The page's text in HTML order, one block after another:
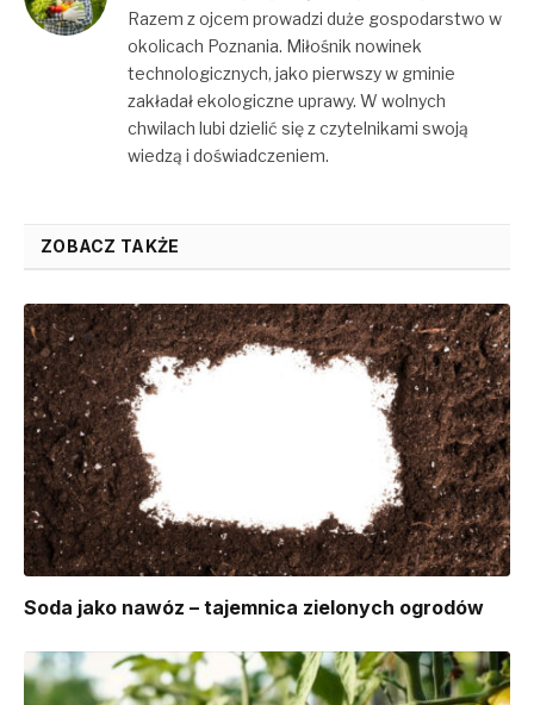
Razem z ojcem prowadzi duże gospodarstwo w
okolicach Poznania. Miłośnik nowinek
technologicznych, jako pierwszy w gminie
zakładał ekologiczne uprawy. W wolnych
chwilach lubi dzielić się z czytelnikami swoją
wiedzą i doświadczeniem.
ZOBACZ TAKŻE
Soda jako nawóz – tajemnica zielonych ogrodów